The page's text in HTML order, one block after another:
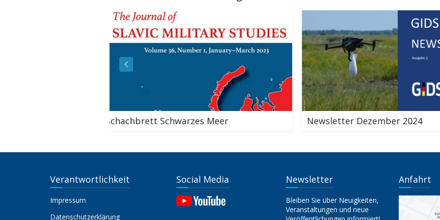
Schachbrett Schwarzes Meer Newsletter Dezember 2024
Verantwortlichkeit
Impressum
Datenschutzerklärung
Social Media Newsletter
Bleiben Sie über Neuigkeiten,
Veranstaltungen und neue
Anfahrt